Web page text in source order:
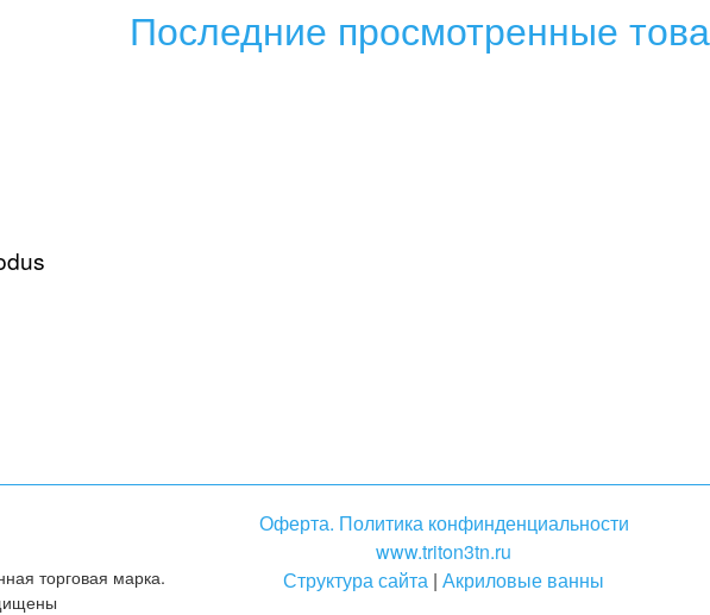
Последние просмотренные
Оферта. Политика конфинденциальности
www.triton3tn.ru
Структура сайта | Акриловые ванны
торговая марка.